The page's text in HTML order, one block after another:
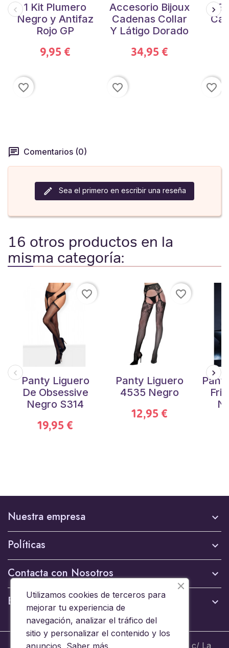
1 Kit Plumero
Negro y Antifaz
Rojo GP
9,95 €
favorite_border
Accesorio Bijoux
Cadenas Collar
Y Látigo Dorado
34,95 €
favorite_border favorite_border
Comentarios (0)
Sea el primero en escribir una reseña
16 otros productos en la
misma categoría:
Panty Liguero
De Obsessive
Negro S314
19,95 €
favorite_border
Panty Liguero
4535 Negro
12,95 €
favorite_border
Nuestra empresa 
Políticas 
Contacta con Nosotros 
Boletín 
© 2024 - Brinquedos 15008 SL B44653608 c/ La
Utilizamos cookies de terceros para
mejorar tu experiencia de
navegación, analizar el tráfico del
sitio y personalizar el contenido y los
anuncios, Saber más